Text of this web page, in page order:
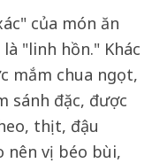
của món ăn
"linh hồn." Khác
mắm chua ngọt,
sánh đặc, được
thịt, đậu
nên vị béo bùi,